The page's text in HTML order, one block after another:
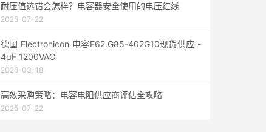
耐压值选错会怎样？电容器安全使用的电压红线
2025-07-22
德国 Electronicon 电容E62.G85-402G10现货供应 -
4μF 1200VAC
2026-03-18
高效采购策略：电容电阻供应商评估全攻略
2025-07-22